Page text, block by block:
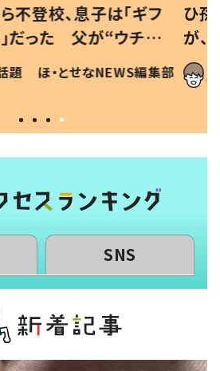
校、息子は「ギフ
った 父が“ウチ給
続ける理由とは #令
和の子
ほ・とせなNEWS編集部
ひ孫に
が、抱
に「涙
方ない」
SNS